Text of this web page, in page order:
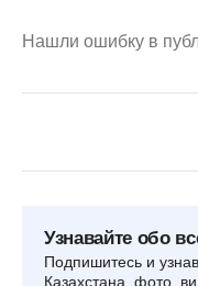
Нашли ошибку в
Узнавайте обо
Подпишитесь и
Казахстана, фото,